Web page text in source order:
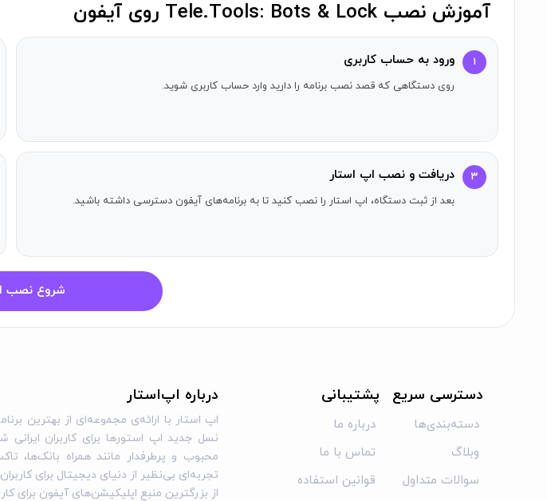
آموزش نصب Tele.Tools: Bots & Lock روی آیفون
۱ ورود به حساب کاربری
روی دستگاهی که قصد نصب برنامه را دارید وارد حساب کاربری شوید.
۳ دریافت و نصب اپ استار
بعد از ثبت دستگاه، اپ استار را نصب کنید تا به برنامه‌های آیفون دسترسی داشته باشید.
شروع نصب
دسترسی سریع
دسته‌بندی‌ها
وبلاگ
سوالات متداول
پشتیبانی
درباره ما
تماس با ما
قوانین استفاده
درباره اپ‌استار
اپ استار با ارائه‌ی مجموعه‌ای از بهترین
نسل جدید اپ استورها برای کاربران
محبوب و پرطرفدار مانند همراه بانک‌ها،
تجربه‌ای بی‌نظیر از دنیای دیجیتال برای
از بزرگترین منبع اپلیکیشن‌های آیفون برای